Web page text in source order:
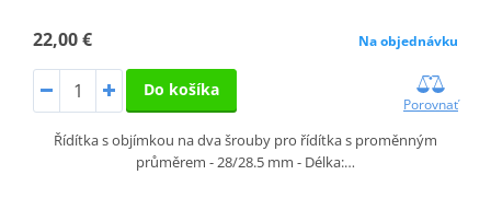
22,00 € Na objednávku
Do košíka
Porovnať
Řídítka s objímkou na dva šrouby pro řídítka s proměnným
průměrem - 28/28.5 mm - Délka:…